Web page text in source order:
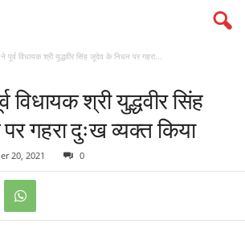
पूर्व विधायक श्री युद्धवीर सिंह जूदेव के निधन पर गहरा...
विधायक श्री युद्धवीर सिंह
गहरा दुःख व्यक्त किया
20, 2021 0